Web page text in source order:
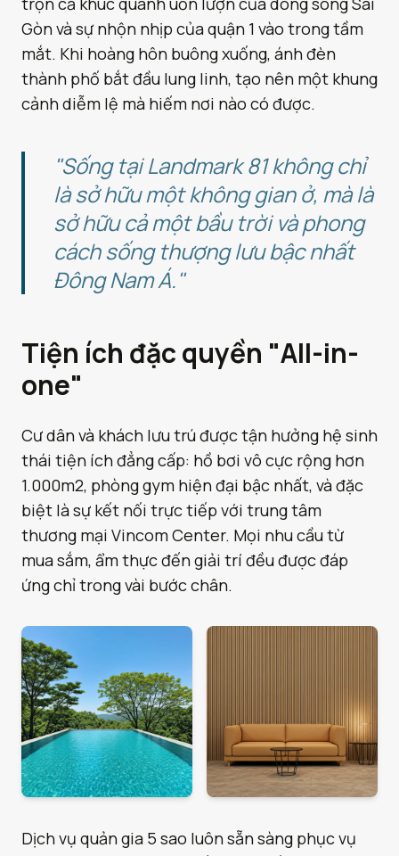
Gòn và sự nhộn nhịp của quận 1 vào trong tầm
mắt. Khi hoàng hôn buông xuống, ánh đèn
thành phố bắt đầu lung linh, tạo nên một khung
cảnh diễm lệ mà hiếm nơi nào có được.
"Sống tại Landmark 81 không chỉ
là sở hữu một không gian ở, mà là
sở hữu cả một bầu trời và phong
cách sống thượng lưu bậc nhất
Đông Nam Á."
Tiện ích đặc quyền "All-in-
one"
Cư dân và khách lưu trú được tận hưởng hệ sinh
thái tiện ích đẳng cấp: hồ bơi vô cực rộng hơn
1.000m2, phòng gym hiện đại bậc nhất, và đặc
biệt là sự kết nối trực tiếp với trung tâm
thương mại Vincom Center. Mọi nhu cầu từ
mua sắm, ẩm thực đến giải trí đều được đáp
ứng chỉ trong vài bước chân.
Dịch vụ quản gia 5 sao luôn sẵn sàng phục vụ